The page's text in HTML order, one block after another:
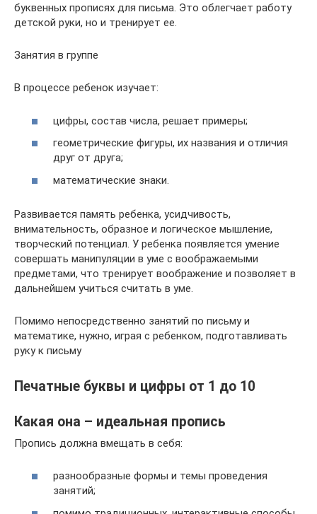
буквенных прописях для письма. Это облегчает работу
детской руки, но и тренирует ее.
Занятия в группе
В процессе ребенок изучает:
цифры, состав числа, решает примеры;
геометрические фигуры, их названия и отличия
друг от друга;
математические знаки.
Развивается память ребенка, усидчивость,
внимательность, образное и логическое мышление,
творческий потенциал. У ребенка появляется умение
совершать манипуляции в уме с воображаемыми
предметами, что тренирует воображение и позволяет в
дальнейшем учиться считать в уме.
Помимо непосредственно занятий по письму и
математике, нужно, играя с ребенком, подготавливать
руку к письму
Печатные буквы и цифры от 1 до 10
Какая она – идеальная пропись
Пропись должна вмещать в себя:
разнообразные формы и темы проведения
занятий;